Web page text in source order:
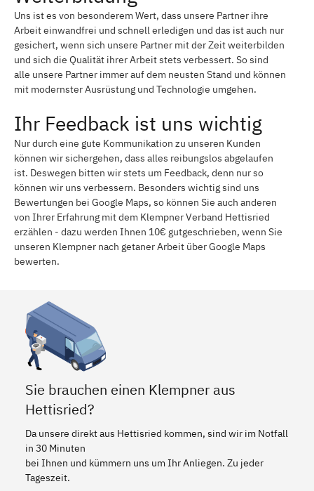
Uns ist es von besonderem Wert, dass unsere Partner ihre
Arbeit einwandfrei und schnell erledigen und das ist auch nur
gesichert, wenn sich unsere Partner mit der Zeit weiterbilden
und sich die Qualität ihrer Arbeit stets verbessert. So sind
alle unsere Partner immer auf dem neusten Stand und können
mit modernster Ausrüstung und Technologie umgehen.
Ihr Feedback ist uns wichtig
Nur durch eine gute Kommunikation zu unseren Kunden
können wir sichergehen, dass alles reibungslos abgelaufen
ist. Deswegen bitten wir stets um Feedback, denn nur so
können wir uns verbessern. Besonders wichtig sind uns
Bewertungen bei Google Maps, so können Sie auch anderen
von Ihrer Erfahrung mit dem Klempner Verband Hettisried
erzählen - dazu werden Ihnen 10€ gutgeschrieben, wenn Sie
unseren Klempner nach getaner Arbeit über Google Maps
bewerten.
Sie brauchen einen Klempner aus
Hettisried?
Da unsere direkt aus Hettisried kommen, sind wir im Notfall
in 30 Minuten
bei Ihnen und kümmern uns um Ihr Anliegen. Zu jeder
Tageszeit.